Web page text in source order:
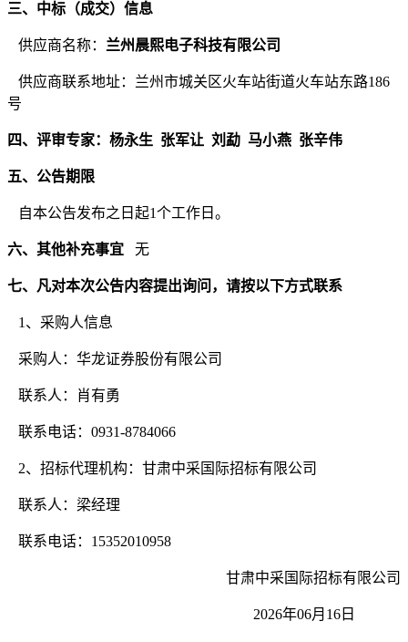
三、 中标（成交）信息
供应商名称： 兰州晨熙电子科技有限公司
供应商联系地址：兰州市城关区火车站街道火车站东路186
号
四、评审专家：杨永生 张军让 刘勐 马小燕 张辛伟
五、公告期限
自本公告发布之日起1个工作日。
六、其他补充事宜 无
七、凡对本次公告内容提出询问，请按以下方式联系
1、采购人信息
采购人：华龙证券股份有限公司
联系人：肖有勇
联系电话： 0931-8784066
2、招标代理机构：甘肃中采国际招标有限公司
联系人：梁经理
联系电话： 15352010958
甘肃中采国际招标有限公司
2026年06月16日